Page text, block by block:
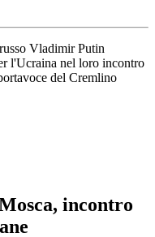
Vladimir Putin
l'Ucraina nel loro incontro
del Cremlino
incontro